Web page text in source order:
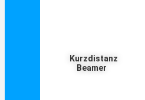
Kurzdistanz
Beamer